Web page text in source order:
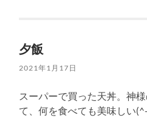
夕飯
2021年1月17日
スーパーで買った天丼。神
て、何を食べても美味しい